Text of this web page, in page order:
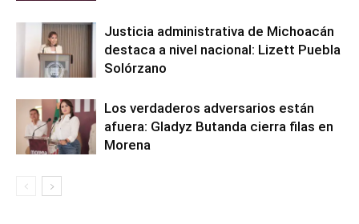
Justicia administrativa de Michoacán
destaca a nivel nacional: Lizett Puebla
Solórzano
Los verdaderos adversarios están
afuera: Gladyz Butanda cierra filas en
Morena